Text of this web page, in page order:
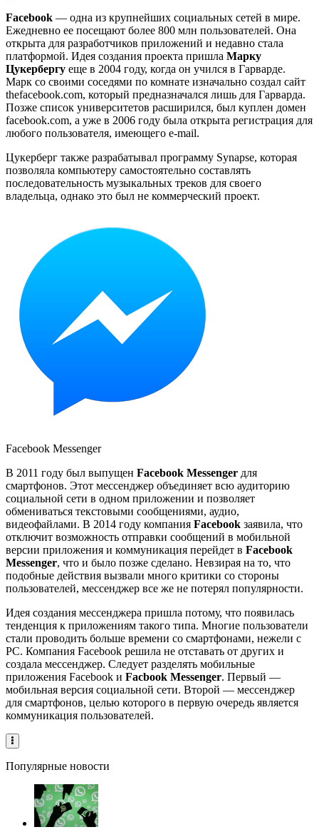
Facebook — одна из крупнейших социальных сетей в мире.
Ежедневно ее посещают более 800 млн пользователей. Она
открыта для разработчиков приложений и недавно стала
платформой. Идея создания проекта пришла Марку
Цукербергу еще в 2004 году, когда он учился в Гарварде.
Марк со своими соседями по комнате изначально создал сайт
thefacebook.com, который предназначался лишь для Гарварда.
Позже список университетов расширился, был куплен домен
facebook.com, а уже в 2006 году была открыта регистрация для
любого пользователя, имеющего e-mail.
Цукерберг также разрабатывал программу Synapse, которая
позволяла компьютеру самостоятельно составлять
последовательность музыкальных треков для своего
владельца, однако это был не коммерческий проект.
Facebook Messenger
В 2011 году был выпущен Facebook Messenger для
смартфонов. Этот мессенджер объединяет всю аудиторию
социальной сети в одном приложении и позволяет
обмениваться текстовыми сообщениями, аудио,
видеофайлами. В 2014 году компания Facebook заявила, что
отключит возможность отправки сообщений в мобильной
версии приложения и коммуникация перейдет в Facebook
Messenger, что и было позже сделано. Невзирая на то, что
подобные действия вызвали много критики со стороны
пользователей, мессенджер все же не потерял популярности.
Идея создания мессенджера пришла потому, что появилась
тенденция к приложениям такого типа. Многие пользователи
стали проводить больше времени со смартфонами, нежели с
PC. Компания Facebook решила не отставать от других и
создала мессенджер. Следует разделять мобильные
приложения Facebook и Facbook Messenger. Первый —
мобильная версия социальной сети. Второй — мессенджер
для смартфонов, целью которого в первую очередь является
коммуникация пользователей.
Популярные новости